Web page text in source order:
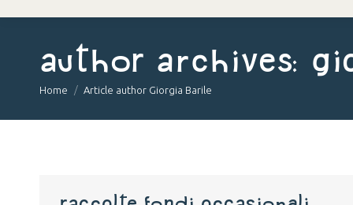
Author Archives:
You are here:
Home Article author Giorgia Barile